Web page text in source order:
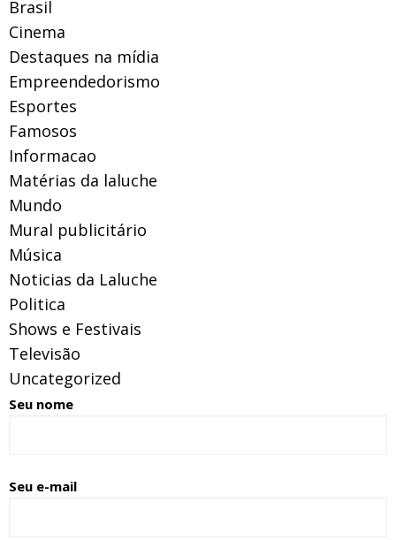
Brasil
Cinema
Destaques na mídia
Empreendedorismo
Esportes
Famosos
Informacao
Matérias da laluche
Mundo
Mural publicitário
Música
Noticias da Laluche
Politica
Shows e Festivais
Televisão
Uncategorized
Seu nome
Seu e-mail